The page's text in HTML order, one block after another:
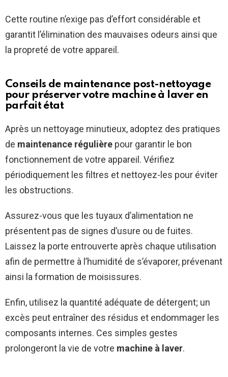
Cette routine n’exige pas d’effort considérable et
garantit l’élimination des mauvaises odeurs ainsi que
la propreté de votre appareil.
Conseils de maintenance post-nettoyage
pour préserver votre machine à laver en
parfait état
Après un nettoyage minutieux, adoptez des pratiques
de maintenance régulière pour garantir le bon
fonctionnement de votre appareil. Vérifiez
périodiquement les filtres et nettoyez-les pour éviter
les obstructions.
Assurez-vous que les tuyaux d’alimentation ne
présentent pas de signes d’usure ou de fuites.
Laissez la porte entrouverte après chaque utilisation
afin de permettre à l’humidité de s’évaporer, prévenant
ainsi la formation de moisissures.
Enfin, utilisez la quantité adéquate de détergent; un
excès peut entraîner des résidus et endommager les
composants internes. Ces simples gestes
prolongeront la vie de votre machine à laver.